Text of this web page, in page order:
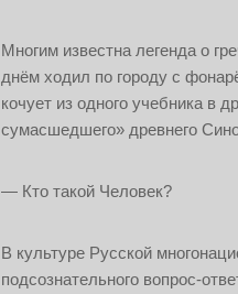
Многим известна легенда о
днём ходил по городу с
кочует из одного учебника в
сумасшедшего» древнего
— Кто такой Человек?
В культуре Русской
подсознательного вопрос-